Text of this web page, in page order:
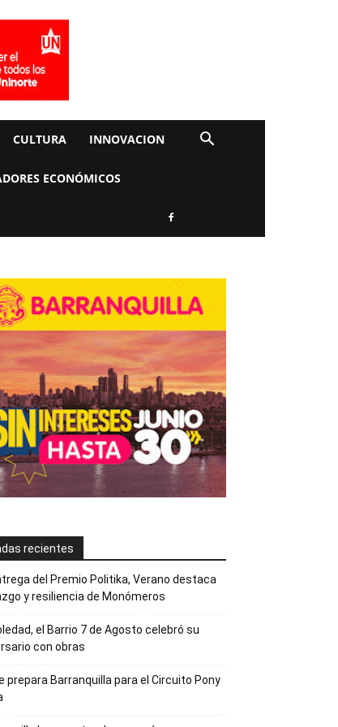
CULTURA INNOVACION
ECONÓMICOS
recientes
del Premio Politika, Verano destaca
y resiliencia de Monómeros
el Barrio 7 de Agosto celebró su
con obras
prepara Barranquilla para el Circuito Pony